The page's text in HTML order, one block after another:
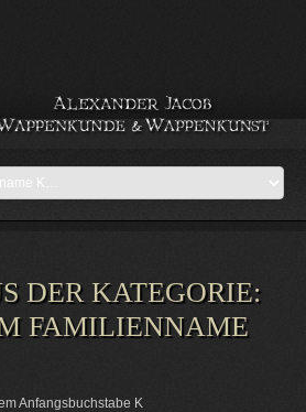
DER KATEGORIE:
FAMILIENNAME
Anfangsbuchstabe K